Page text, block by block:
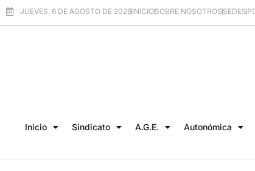
JUEVES, 6 DE AGOSTO DE 2026INICIOSOBRE NOSOTROSSEDES
Inicio Sindicato A.G.E. Autonómica